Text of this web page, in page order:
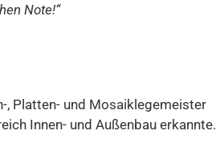
Note!“
, Platten- und Mosaiklegemeister
Innen- und Außenbau erkannte.